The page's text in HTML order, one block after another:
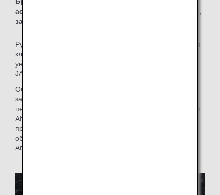
Бренд "Inspiration of JAPAN" основан на трех
аспектах качества обслуживания клиентов: радость,
забота и японское качество.
Руководствуясь тремя аспектами качества обслуживания
клиентов, мы предлагаем нашим клиентам этот
уникальный бренд ANA. Это наш бренд - "Inspiration of
JAPAN".
Обеспечивая безопасность, ANA предлагает клиентам
захватывающие и комфортные путешествия с
передовыми технологиями Японии и такими ценностями
ANA, как вежливость, точность и гостеприимство. Мы
предлагаем нашим клиентам именно такое качество
обслуживания, отличающее японскую авиакомпанию
ANA.